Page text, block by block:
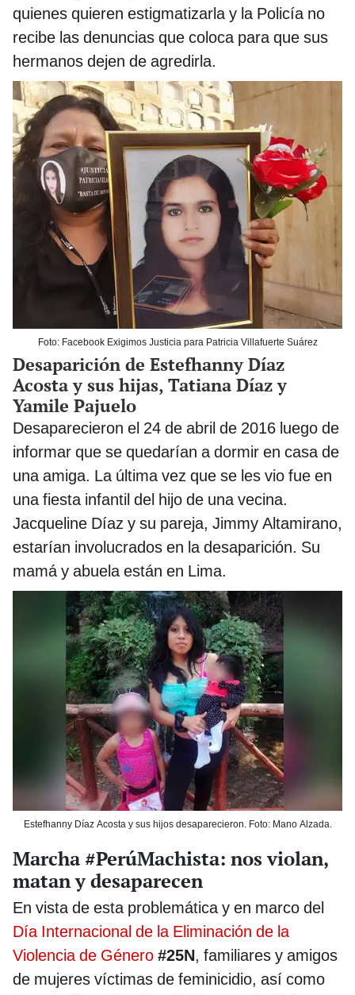
quienes quieren estigmatizarla y la Policía no
recibe las denuncias que coloca para que sus
hermanos dejen de agredirla.
Foto: Facebook Exigimos Justicia para Patricia Villafuerte Suárez
Desaparición de Estefhanny Díaz
Acosta y sus hijas, Tatiana Díaz y
Yamile Pajuelo
Desaparecieron el 24 de abril de 2016 luego de
informar que se quedarían a dormir en casa de
una amiga. La última vez que se les vio fue en
una fiesta infantil del hijo de una vecina.
Jacqueline Díaz y su pareja, Jimmy Altamirano,
estarían involucrados en la desaparición. Su
mamá y abuela están en Lima.
Estefhanny Díaz Acosta y sus hijos desaparecieron. Foto: Mano Alzada.
Marcha #PerúMachista: nos violan,
matan y desaparecen
En vista de esta problemática y en marco del
Día Internacional de la Eliminación de la
Violencia de Género #25N, familiares y amigos
de mujeres víctimas de feminicidio, así como